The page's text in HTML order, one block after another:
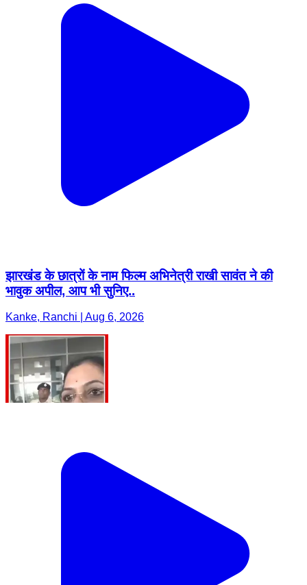
झारखंड के छात्रों के नाम फिल्म अभिनेत्री राखी सावंत ने की
भावुक अपील, आप भी सुनिए..
Kanke, Ranchi | Aug 6, 2026